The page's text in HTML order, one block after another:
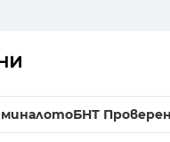
БНТ